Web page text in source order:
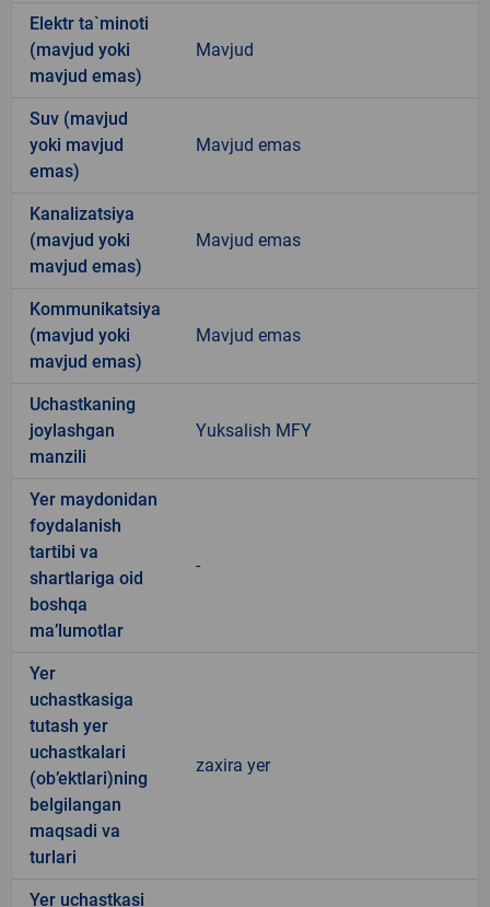
Elektr ta`minoti
(mavjud yoki
mavjud emas)
Mavjud
Suv (mavjud
yoki mavjud
emas)
Mavjud emas
Kanalizatsiya
(mavjud yoki
mavjud emas)
Mavjud emas
Kommunikatsiya
(mavjud yoki
mavjud emas)
Mavjud emas
Uchastkaning
joylashgan
manzili
Yuksalish MFY
Yer maydonidan
foydalanish
tartibi va
shartlariga oid
boshqa
ma’lumotlar
-
Yer
uchastkasiga
tutash yer
uchastkalari
(ob’ektlari)ning
belgilangan
maqsadi va
turlari
zaxira yer
Yer uchastkasi